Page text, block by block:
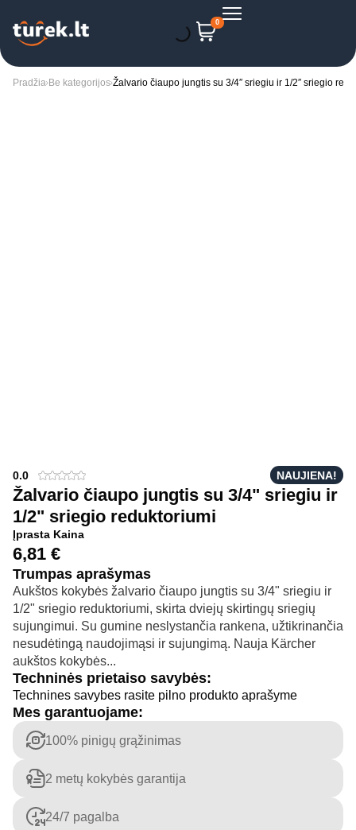
0
Pradžia Be kategorijos Žalvario čiaupo jungtis su 3/4″ sriegiu ir 1/2″ sriegio
0.0 NAUJIENA!
Žalvario čiaupo jungtis su 3/4" sriegiu ir
1/2" sriegio reduktoriumi
Įprasta Kaina
6,81 €
Trumpas aprašymas
Aukštos kokybės žalvario čiaupo jungtis su 3/4" sriegiu ir
1/2" sriegio reduktoriumi, skirta dviejų skirtingų sriegių
sujungimui. Su gumine neslystančia rankena, užtikrinančia
nesudėtingą naudojimąsi ir sujungimą. Nauja Kärcher
aukštos kokybės...
Techninės prietaiso savybės:
Technines savybes rasite pilno produkto aprašyme
Mes garantuojame:
100% pinigų grąžinimas
2 metų kokybės garantija
24/7 pagalba